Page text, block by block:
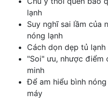
lạnh
Suy nghĩ sai lầm của
nóng lạnh
Cách dọn dẹp tủ
"Soi" ưu, nhược điểm
minh
Để am hiểu bình
máy